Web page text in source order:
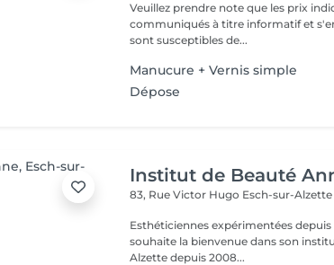
Veuillez prendre note que les prix
communiqués à titre informatif et
sont susceptibles de...
Manucure + Vernis simple
Dépose
Institut de Beauté
83, Rue Victor Hugo Esch-sur-Alzette
Esthéticiennes expérimentées depuis
souhaite la bienvenue dans son
Alzette depuis 2008...